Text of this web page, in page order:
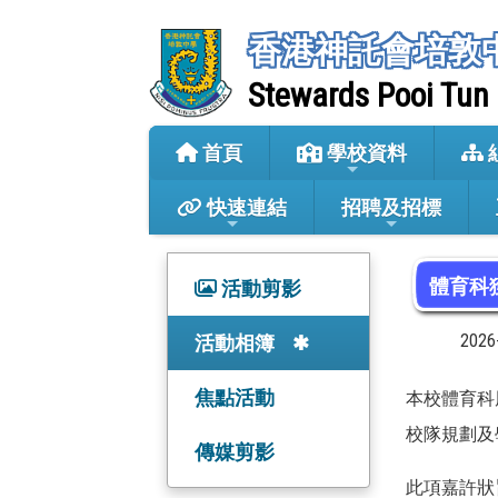
香港神託會培敦
Stewards Pooi
首頁 學校資料
快速連結 招聘及招標
活動剪影
活動相簿
焦點活動
傳媒剪影
體育科
本校體育
校隊規劃
此項嘉許